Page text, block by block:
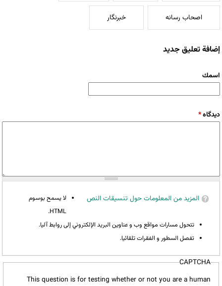
اصحاب رسانه خبرنگار
إضافة تعليق جديد
‏اسمك ‏
‏دیدگاه ‏*
المزيد من المعلومات حول تنسيقات النص
لا يسمح بوسوم
HTML.
تتحول مسارات مواقع وب و عناوين البريد الإلكتروني إلى روابط آليا.
تفصل السطور و الفقرات تلقائيا.
CAPTCHA
This question is for testing whether or not you are a human